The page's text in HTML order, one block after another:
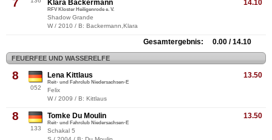
7 14.10
Klara Backermann
RFV Kloster Heiligenrode e. V.
Shadow Grande
W / 2010 / B: Backermann,Klara
Gesamtergebnis: 0.00 / 14.10
FEUERFEE UND WASSERELFE
8
052
13.50
Lena Kittlaus
Reit- und Fahrclub Niedersachsen-E
Felix
W / 2009 / B: Kittlaus
8
133
13.50
Tomke Du Moulin
Reit- und Fahrclub Niedersachsen-E
Schakal 5